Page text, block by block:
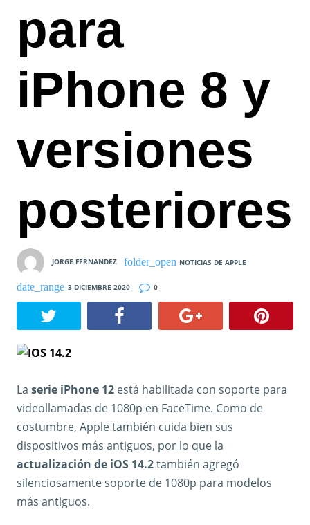
para
iPhone 8 y
versiones
posteriores
JORGE FERNANDEZ NOTICIAS DE APPLE
3 DICIEMBRE 2020 0
La serie iPhone 12 está habilitada con soporte para
videollamadas de 1080p en FaceTime. Como de
costumbre, Apple también cuida bien sus
dispositivos más antiguos, por lo que la
actualización de iOS 14.2también agregó
silenciosamente soporte de 1080p para modelos
más antiguos.